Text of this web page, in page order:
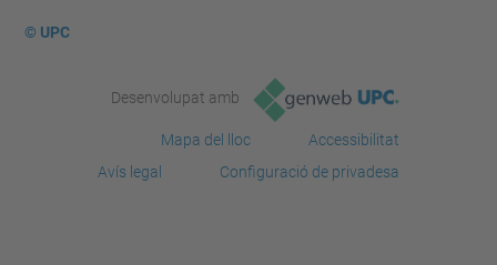
© UPC
Desenvolupat amb
Mapa del lloc
Accessibilitat
Avís legal
Configuració de privadesa